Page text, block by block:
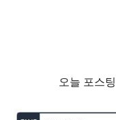
오늘 포스